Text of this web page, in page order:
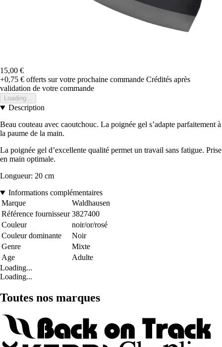
15,00 €
+0,75 € offerts sur votre prochaine commande Crédités après
validation de votre commande
Loading...
Description
Beau couteau avec caoutchouc. La poignée gel s’adapte parfaitement à
la paume de la main.
La poignée gel d’excellente qualité permet un travail sans fatigue. Prise
en main optimale.
Longueur: 20 cm
Informations complémentaires
Marque
Waldhausen
Référence fournisseur 3827400
Couleur
noir/or/rosé
Couleur dominante
Noir
Genre
Mixte
Age
Adulte
Loading...
Loading...
Toutes nos marques